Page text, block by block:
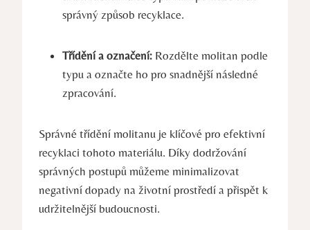
správný způsob recyklace.
Třídění a označení: Rozdělte molitan podle
typu a označte ho pro snadnější následné
zpracování.
Správné třídění molitanu je klíčové pro efektivní
recyklaci tohoto materiálu. Díky dodržování
správných postupů můžeme minimalizovat
negativní dopady na životní prostředí a přispět k
udržitelnější budoucnosti.